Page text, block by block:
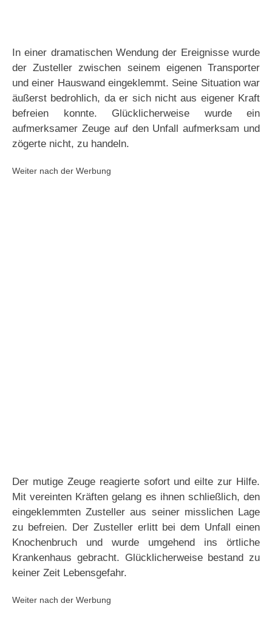
In einer dramatischen Wendung der Ereignisse wurde
der Zusteller zwischen seinem eigenen Transporter
und einer Hauswand eingeklemmt. Seine Situation war
äußerst bedrohlich, da er sich nicht aus eigener Kraft
befreien konnte. Glücklicherweise wurde ein
aufmerksamer Zeuge auf den Unfall aufmerksam und
zögerte nicht, zu handeln.
Weiter nach der Werbung
Der mutige Zeuge reagierte sofort und eilte zur Hilfe.
Mit vereinten Kräften gelang es ihnen schließlich, den
eingeklemmten Zusteller aus seiner misslichen Lage
zu befreien. Der Zusteller erlitt bei dem Unfall einen
Knochenbruch und wurde umgehend ins örtliche
Krankenhaus gebracht. Glücklicherweise bestand zu
keiner Zeit Lebensgefahr.
Weiter nach der Werbung